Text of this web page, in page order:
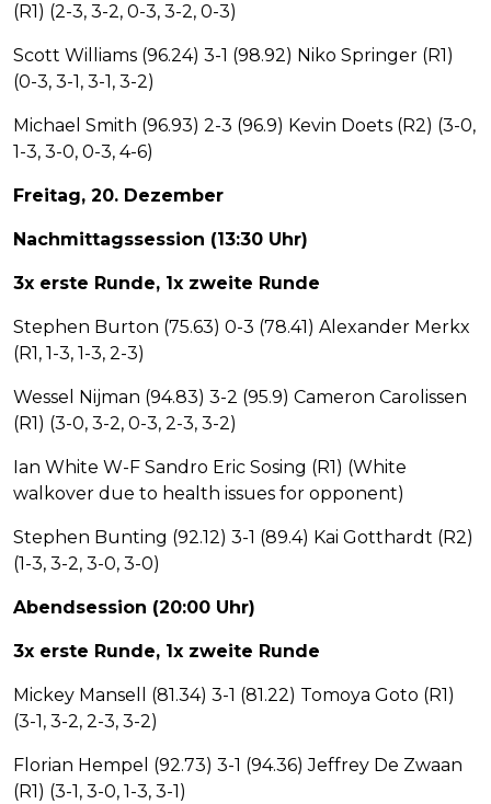
(R1) (2-3, 3-2, 0-3, 3-2, 0-3)
Scott Williams (96.24) 3-1 (98.92) Niko Springer (R1)
(0-3, 3-1, 3-1, 3-2)
Michael Smith (96.93) 2-3 (96.9) Kevin Doets (R2) (3-0,
1-3, 3-0, 0-3, 4-6)
Freitag, 20. Dezember
Nachmittagssession (13:30 Uhr)
3x erste Runde, 1x zweite Runde
Stephen Burton (75.63) 0-3 (78.41) Alexander Merkx
(R1, 1-3, 1-3, 2-3)
Wessel Nijman (94.83) 3-2 (95.9) Cameron Carolissen
(R1) (3-0, 3-2, 0-3, 2-3, 3-2)
Ian White W-F Sandro Eric Sosing (R1) (White
walkover due to health issues for opponent)
Stephen Bunting (92.12) 3-1 (89.4) Kai Gotthardt (R2)
(1-3, 3-2, 3-0, 3-0)
Abendsession (20:00 Uhr)
3x erste Runde, 1x zweite Runde
Mickey Mansell (81.34) 3-1 (81.22) Tomoya Goto (R1)
(3-1, 3-2, 2-3, 3-2)
Florian Hempel (92.73) 3-1 (94.36) Jeffrey De Zwaan
(R1) (3-1, 3-0, 1-3, 3-1)